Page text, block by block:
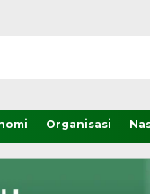
Organisasi